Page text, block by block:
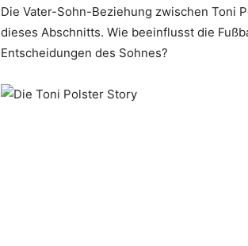
Die Vater-Sohn-Beziehung zwischen Toni
dieses Abschnitts. Wie beeinflusst die
Entscheidungen des Sohnes?